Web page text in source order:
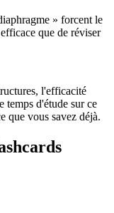
» forcent le
que de réviser
l'efficacité
temps d'étude sur ce
que vous savez déjà.